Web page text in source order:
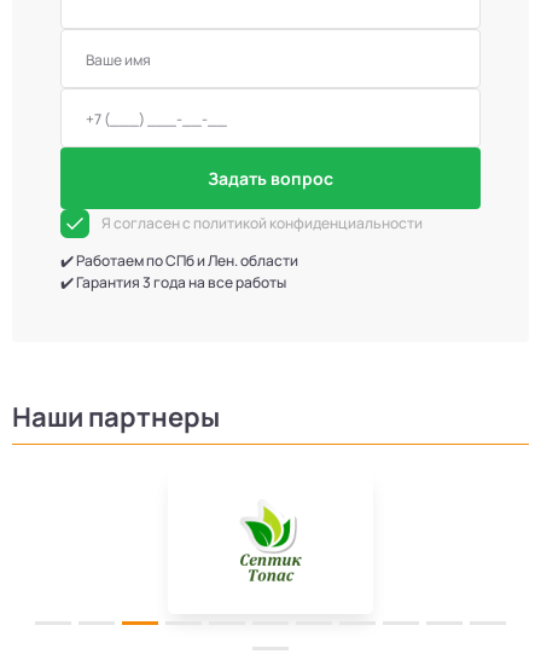
Задать вопрос
Я согласен с политикой конфиденциальности
✔️ Работаем по СПб и Лен. области
✔️ Гарантия 3 года на все работы
Наши партнеры